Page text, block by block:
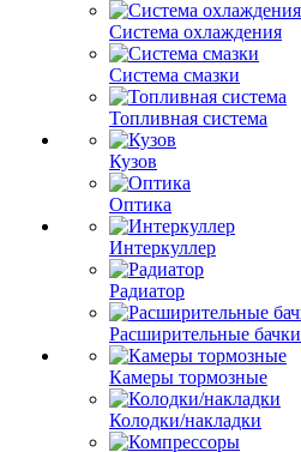
Система охлаждения
Система смазки
Топливная система
Кузов
Оптика
Интеркуллер
Радиатор
Расширительные бачки
Камеры тормозные
Колодки/накладки